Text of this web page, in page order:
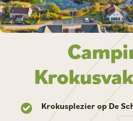
Krokusplezier op De